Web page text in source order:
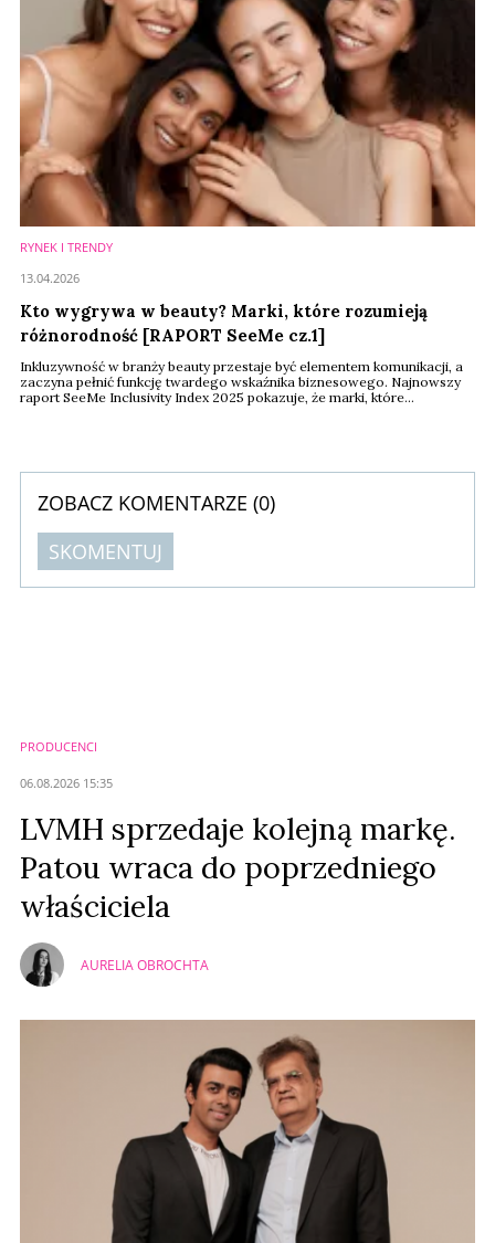
RYNEK I TRENDY
Kto wygrywa w beauty? Marki, które rozumieją
różnorodność [RAPORT SeeMe cz.1]
Inkluzywność w branży beauty przestaje być elementem komunikacji, a
zaczyna pełnić funkcję twardego wskaźnika biznesowego. Najnowszy
raport SeeMe Inclusivity Index 2025 pokazuje, że marki, które
13.04.2026
ZOBACZ KOMENTARZE (0)
SKOMENTUJ
PRODUCENCI
06.08.2026 15:35
LVMH sprzedaje kolejną markę.
Patou wraca do poprzedniego
właściciela
AURELIA OBROCHTA